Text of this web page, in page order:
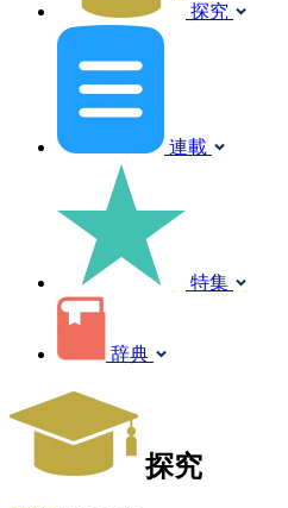
探究
連載
特集
辞典
探究